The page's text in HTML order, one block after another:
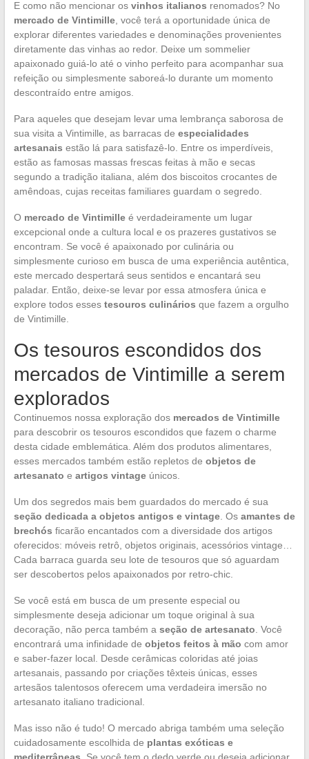
E como não mencionar os vinhos italianos renomados? No
mercado de Vintimille, você terá a oportunidade única de
explorar diferentes variedades e denominações provenientes
diretamente das vinhas ao redor. Deixe um sommelier
apaixonado guiá-lo até o vinho perfeito para acompanhar sua
refeição ou simplesmente saboreá-lo durante um momento
descontraído entre amigos.
Para aqueles que desejam levar uma lembrança saborosa de
sua visita a Vintimille, as barracas de especialidades
artesanais estão lá para satisfazê-lo. Entre os imperdíveis,
estão as famosas massas frescas feitas à mão e secas
segundo a tradição italiana, além dos biscoitos crocantes de
amêndoas, cujas receitas familiares guardam o segredo.
O mercado de Vintimilleé verdadeiramente um lugar
excepcional onde a cultura local e os prazeres gustativos se
encontram. Se você é apaixonado por culinária ou
simplesmente curioso em busca de uma experiência autêntica,
este mercado despertará seus sentidos e encantará seu
paladar. Então, deixe-se levar por essa atmosfera única e
explore todos esses tesouros culinários que fazem a orgulho
de Vintimille.
Os tesouros escondidos dos
mercados de Vintimille a serem
explorados
Continuemos nossa exploração dos mercados de Vintimille
para descobrir os tesouros escondidos que fazem o charme
desta cidade emblemática. Além dos produtos alimentares,
esses mercados também estão repletos de objetos de
artesanato e artigos vintageúnicos.
Um dos segredos mais bem guardados do mercado é sua
seção dedicada a objetos antigos e vintage. Os amantes de
brechós ficarão encantados com a diversidade dos artigos
oferecidos: móveis retrô, objetos originais, acessórios vintage…
Cada barraca guarda seu lote de tesouros que só aguardam
ser descobertos pelos apaixonados por retro-chic.
Se você está em busca de um presente especial ou
simplesmente deseja adicionar um toque original à sua
decoração, não perca também a seção de artesanato . Você
encontrará uma infinidade de objetos feitos à mão com amor
e saber-fazer local. Desde cerâmicas coloridas até joias
artesanais, passando por criações têxteis únicas, esses
artesãos talentosos oferecem uma verdadeira imersão no
artesanato italiano tradicional.
Mas isso não é tudo! O mercado abriga também uma seleção
cuidadosamente escolhida de plantas exóticas e
mediterrâneas . Se você tem o dedo verde ou deseja adicionar